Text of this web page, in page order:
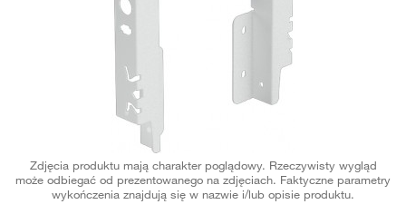
Zdjęcia produktu mają charakter poglądowy. Rzeczywisty wygląd
może odbiegać od prezentowanego na zdjęciach. Faktyczne parametry
wykończenia znajdują się w nazwie i/lub opisie produktu.